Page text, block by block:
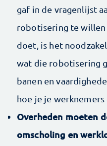
gaf in de vragenlijst
robotisering te willen
doet, is het
wat die robotisering
banen en
hoe je je
Overheden moeten
omscholing en